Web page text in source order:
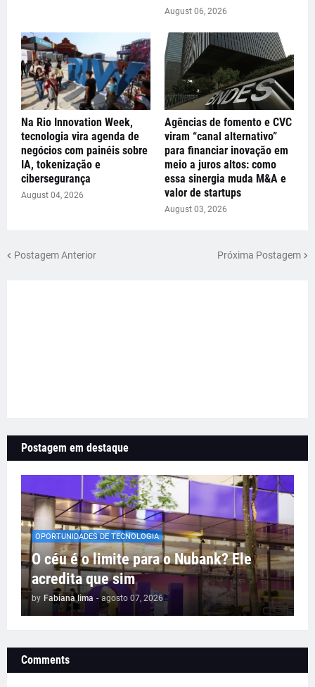
August 06, 2026
Na Rio Innovation Week,
tecnologia vira agenda de
negócios com painéis sobre
IA, tokenização e
cibersegurança
August 04, 2026
Agências de fomento e CVC
viram “canal alternativo”
para financiar inovação em
meio a juros altos: como
essa sinergia muda M&A e
valor de startups
August 03, 2026
Postagem Anterior Próxima Postagem
Postagem em destaque
OPORTUNIDADES DE TECNOLOGIA
O céu é o limite para o Nubank? Ele
acredita que sim
by Fabiana lima - agosto 07, 2026
Comments